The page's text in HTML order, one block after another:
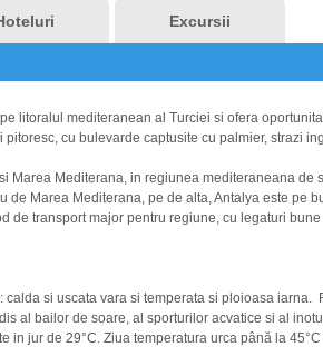
Excursii
litoralul mediteranean al Turciei si ofera
cu bulevarde captusite cu palmier, strazi
Marea Mediterana, in regiunea mediteraneana de
de Marea Mediterana, pe de alta, Antalya este pe
de transport major pentru regiune, cu legaturi
si uscata vara si temperata si ploioasa iarna.
al bailor de soare, al sporturilor acvatice si al
in jur de 29°C. Ziua temperatura urca până la